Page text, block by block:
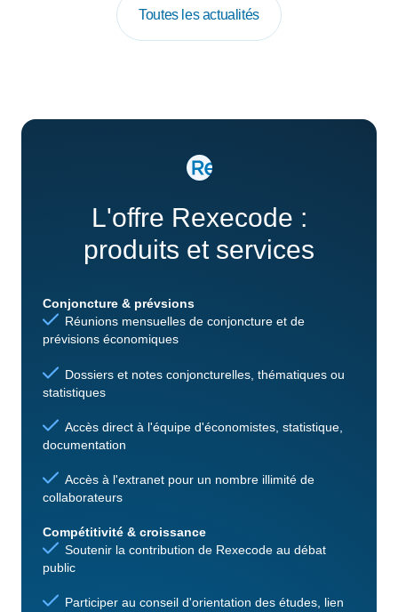
Toutes les actualités
L'offre Rexecode :
produits et services
Conjoncture & prévsions
Réunions mensuelles de conjoncture et de
prévisions économiques
Dossiers et notes conjoncturelles, thématiques ou
statistiques
Accès direct à l'équipe d'économistes, statistique,
documentation
Accès à l'extranet pour un nombre illimité de
collaborateurs
Compétitivité & croissance
Soutenir la contribution de Rexecode au débat
public
Participer au conseil d'orientation des études, lien